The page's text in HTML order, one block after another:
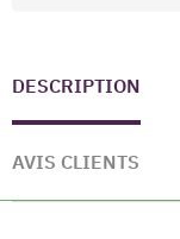
DESCRIPTION
AVIS CLIENTS